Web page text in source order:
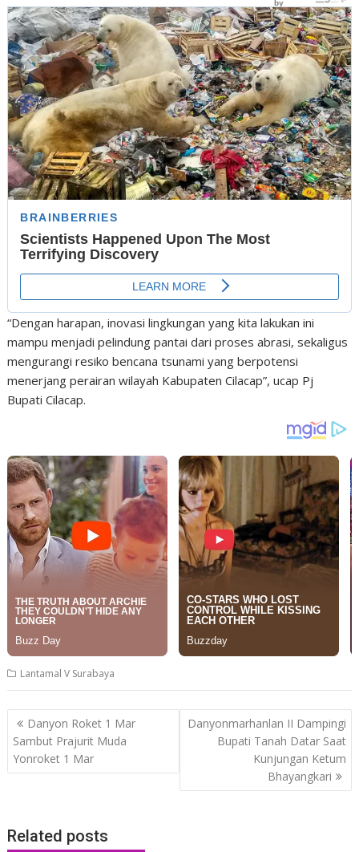
“Dengan harapan, inovasi lingkungan yang kita lakukan ini
mampu menjadi pelindung pantai dari proses abrasi, sekaligus
mengurangi resiko bencana tsunami yang berpotensi
menerjang perairan wilayah Kabupaten Cilacap”, ucap Pj
Bupati Cilacap.
Lantamal V Surabaya
Post
navigation
Danyon Roket 1 Mar
Sambut Prajurit Muda
Yonroket 1 Mar
Danyonmarhanlan II Dampingi
Bupati Tanah Datar Saat
Kunjungan Ketum
Bhayangkari
Related posts